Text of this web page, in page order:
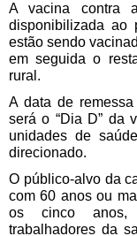
A vacina contra
disponibilizada ao
estão sendo
em seguida o
rural.
A data de
será o “Dia D” da
unidades de
direcionado.
O público-alvo da
com 60 anos ou
os cinco anos,
trabalhadores da